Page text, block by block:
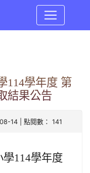
114學年度 第
結果公告
14 | 點閱數： 141
114學年度